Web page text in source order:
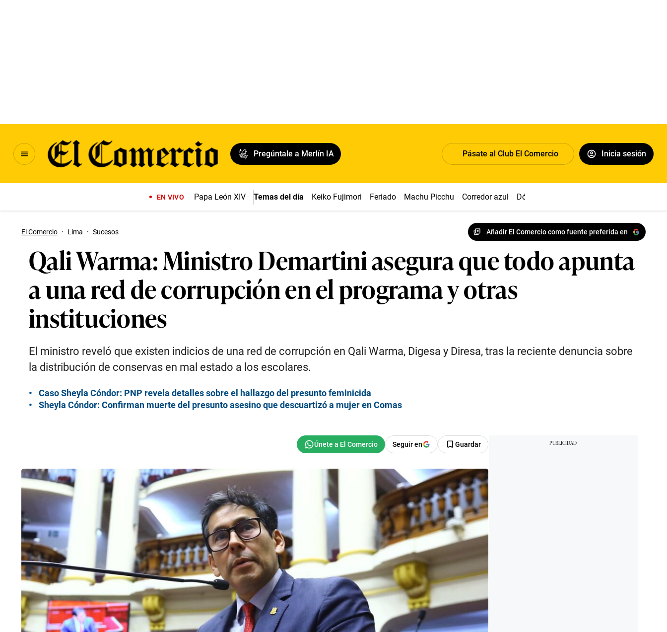
Pregúntale a Merlín IA Pásate al Club El Comercio Inicia sesión
EN VIVO Papa León XIV Temas del día Keiko Fujimori Feriado Machu Picchu Corredor azul Dólar
El Comercio · Lima · Sucesos Añadir El Comercio como fuente preferida en
Qali Warma: Ministro Demartini asegura que todo apunta
a una red de corrupción en el programa y otras
instituciones
El ministro reveló que existen indicios de una red de corrupción en Qali Warma, Digesa y Diresa, tras la reciente denuncia sobre
la distribución de conservas en mal estado a los escolares.
Caso Sheyla Cóndor: PNP revela detalles sobre el hallazgo del presunto feminicida
Sheyla Cóndor: Confirman muerte del presunto asesino que descuartizó a mujer en Comas
Seguir en Guardar